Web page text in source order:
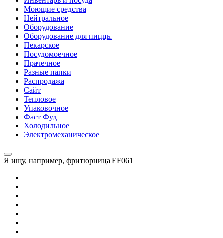
Моющие средства
Нейтральное
Оборудование
Оборудование для пиццы
Пекарское
Посудомоечное
Прачечное
Разные папки
Распродажа
Сайт
Тепловое
Упаковочное
Фаст Фуд
Холодильное
Электромеханическое
Я ищу, например, фритюрница EF061